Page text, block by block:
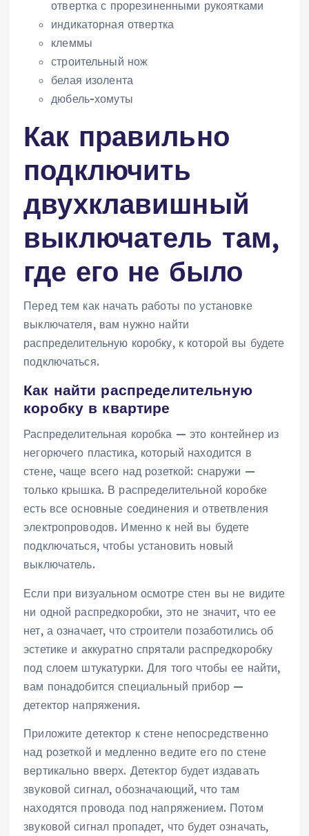
отвертка с прорезиненными рукоятками
индикаторная отвертка
клеммы
строительный нож
белая изолента
дюбель-хомуты
Как правильно
подключить
двухклавишный
выключатель там,
где его не было
Перед тем как начать работы по установке
выключателя, вам нужно найти
распределительную коробку, к которой вы будете
подключаться.
Как найти распределительную
коробку в квартире
Распределительная коробка — это контейнер из
негорючего пластика, который находится в
стене, чаще всего над розеткой: снаружи —
только крышка. В распределительной коробке
есть все основные соединения и ответвления
электропроводов. Именно к ней вы будете
подключаться, чтобы установить новый
выключатель.
Если при визуальном осмотре стен вы не видите
ни одной распредкоробки, это не значит, что ее
нет, а означает, что строители позаботились об
эстетике и аккуратно спрятали распредкоробку
под слоем штукатурки. Для того чтобы ее найти,
вам понадобится специальный прибор —
детектор напряжения.
Приложите детектор к стене непосредственно
над розеткой и медленно ведите его по стене
вертикально вверх. Детектор будет издавать
звуковой сигнал, обозначающий, что там
находятся провода под напряжением. Потом
звуковой сигнал пропадет, что будет означать,